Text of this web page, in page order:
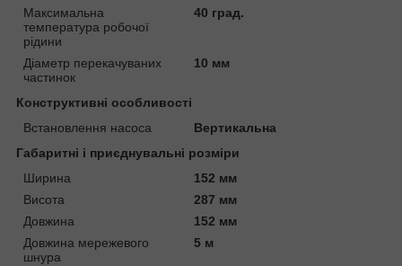
Максимальна
температура робочої
рідини
40 град.
Діаметр перекачуваних
частинок
10 мм
Конструктивні особливості
Встановлення насоса
Вертикальна
Габаритні і приєднувальні розміри
Ширина
152 мм
Висота
287 мм
Довжина
152 мм
Довжина мережевого
шнура
5 м